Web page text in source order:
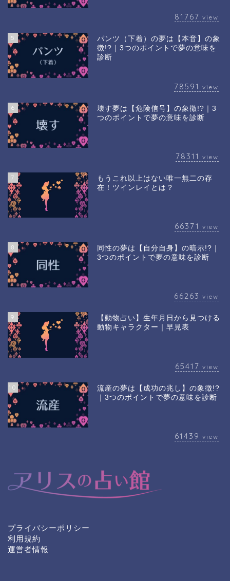
81767 view
5
パンツ（下着）の夢は【本音】の象
徴!?｜3つのポイントで夢の意味を
診断
78591 view
6
壊す夢は【危険信号】の象徴!?｜3
つのポイントで夢の意味を診断
78311 view
7
もうこれ以上はない唯一無二の存
在！ツインレイとは？
66371 view
8
同性の夢は【自分自身】の暗示!?｜
3つのポイントで夢の意味を診断
66263 view
9
【動物占い】生年月日から見つける
動物キャラクター｜早見表
65417 view
10
流産の夢は【成功の兆し】の象徴!?
｜3つのポイントで夢の意味を診断
61439 view
プライバシーポリシー
利用規約
運営者情報